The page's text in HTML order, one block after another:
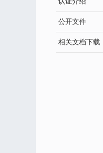
公开文件
相关文档下载